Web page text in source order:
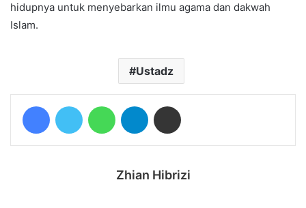
hidupnya untuk menyebarkan ilmu agama dan dakwah
Islam.
Ustadz
Zhian Hibrizi